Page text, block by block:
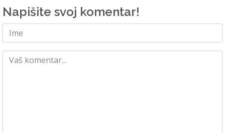
Napišite svoj komentar!